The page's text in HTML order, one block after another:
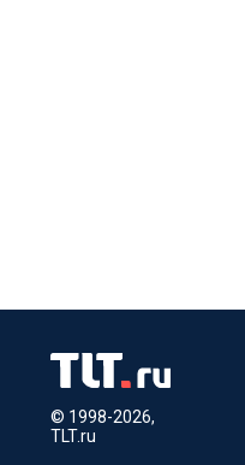
© 1998-2026,
TLT.ru